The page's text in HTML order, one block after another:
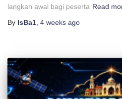
langkah awal bagi peserta Read
By IsBa1 4 weeks ago